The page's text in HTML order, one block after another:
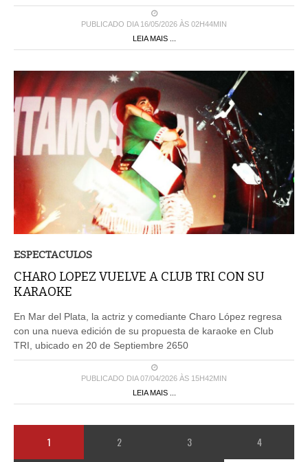
PUBLICADO DIA 16/05/2026 ÀS 02H44MIN
LEIA MAIS ...
ESPECTACULOS
CHARO LOPEZ VUELVE A CLUB TRI CON SU
KARAOKE
En Mar del Plata, la actriz y comediante Charo López regresa
con una nueva edición de su propuesta de karaoke en Club
TRI, ubicado en 20 de Septiembre 2650
PUBLICADO DIA 07/04/2026 ÀS 15H42MIN
LEIA MAIS ...
1 2 3 4